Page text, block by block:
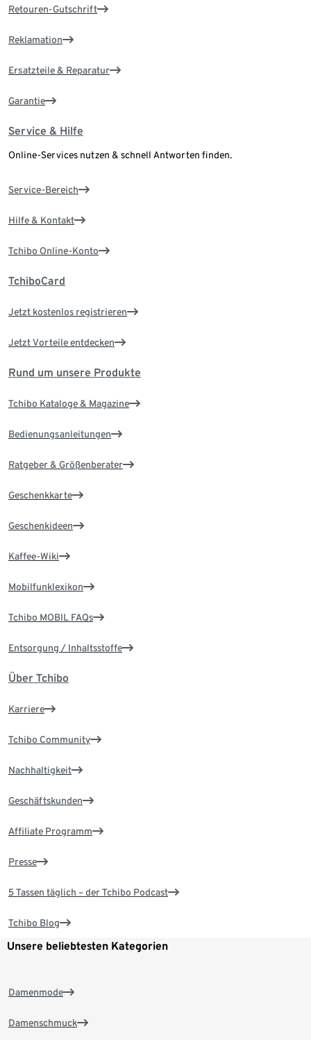
Retouren-Gutschrift
Reklamation
Ersatzteile & Reparatur
Garantie
Service & Hilfe
Online-Services nutzen & schnell Antworten finden.
Service-Bereich
Hilfe & Kontakt
Tchibo Online-Konto
TchiboCard
Jetzt kostenlos registrieren
Jetzt Vorteile entdecken
Rund um unsere Produkte
Tchibo Kataloge & Magazine
Bedienungsanleitungen
Ratgeber & Größenberater
Geschenkkarte
Geschenkideen
Kaffee-Wiki
Mobilfunklexikon
Tchibo MOBIL FAQs
Entsorgung / Inhaltsstoffe
Über Tchibo
Karriere
Tchibo Community
Nachhaltigkeit
Geschäftskunden
Affiliate Programm
Presse
5 Tassen täglich – der Tchibo Podcast
Tchibo Blog
Unsere beliebtesten Kategorien
Damenmode
Damenschmuck